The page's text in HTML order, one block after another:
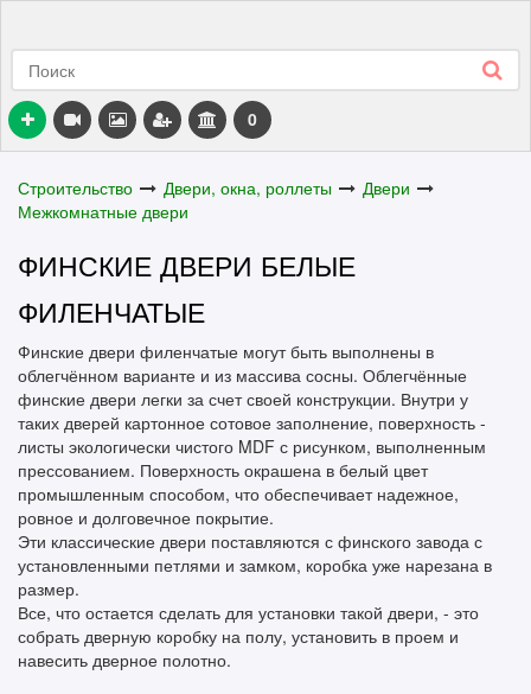
0
Строительство Двери, окна, роллеты
Двери
Межкомнатные двери
ФИНСКИЕ ДВЕРИ БЕЛЫЕ
ФИЛЕНЧАТЫЕ
Финские двери филенчатые могут быть выполнены в
облегчённом варианте и из массива сосны. Облегчённые
финские двери легки за счет своей конструкции. Внутри у
таких дверей картонное сотовое заполнение, поверхность -
листы экологически чистого MDF с рисунком, выполненным
прессованием. Поверхность окрашена в белый цвет
промышленным способом, что обеспечивает надежное,
ровное и долговечное покрытие.
Эти классические двери поставляются с финского завода с
установленными петлями и замком, коробка уже нарезана в
размер.
Все, что остается сделать для установки такой двери, - это
собрать дверную коробку на полу, установить в проем и
навесить дверное полотно.